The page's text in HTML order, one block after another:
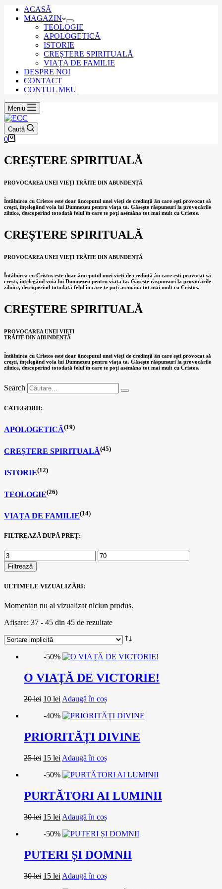
cumpărături
ACASĂ
MAGAZIN
TEOLOGIE
APOLOGETICĂ
ISTORIE
CREȘTERE SPIRITUALĂ
VIAȚA DE FAMILIE
DESPRE NOI
CONTACT
CONTUL MEU
Meniu
Caută
Coș
cumpărături
0
CREȘTERE SPIRITUALĂ
PROVOCAREA UNEI VIEȚI TRĂITE DIN ABUNDENȚĂ
Întâlnirea cu Cristos este doar ânceputul unei vieți de credință ân care ești provocat să
crești, înțelegând voia lui Dumnezeu pentru viața ta. Găsește răspunsuri la provocările
zilnice, descoperind totodată felul în care te poți asemăna tot mai mult cu Cristos.
CREȘTERE SPIRITUALĂ
PROVOCAREA UNEI VIEȚI TRĂITE DIN ABUNDENȚĂ
Întâlnirea cu Cristos este doar ânceputul unei vieți de credință ân care ești provocat să
crești, înțelegând voia lui Dumnezeu pentru viața ta. Găsește răspunsuri la provocările
zilnice, descoperind totodată felul în care te poți asemăna tot mai mult cu Cristos.
CREȘTERE SPIRITUALĂ
PROVOCAREA UNEI VIEȚI
TRĂITE DIN ABUNDENȚĂ
Întâlnirea cu Cristos este doar ânceputul unei vieți de credință ân care ești provocat să
crești, înțelegând voia lui Dumnezeu pentru viața ta. Găsește răspunsuri la provocările
zilnice, descoperind totodată felul în care te poți asemăna tot mai mult cu Cristos.
Search
CATEGORII:
APOLOGETICĂ(19)
CREȘTERE SPIRITUALĂ(45)
ISTORIE(12)
TEOLOGIE(26)
VIAȚA DE FAMILIE(14)
FILTREAZĂ DUPĂ PREȚ:
Filtrează
ULTIMELE VIZUALIZĂRI:
Momentan nu ai vizualizat niciun produs.
Afișare: 37 - 45 din 45 de rezultate
-50%
O VIAȚĂ DE VICTORIE!
20lei Prețul
a
20 lei.
10 lei Prețul
este:
Adaugă în coș
-40%
PRIORITĂȚI DIVINE
25lei Prețul
a
25 lei.
15 lei Prețul
este:
Adaugă în coș
-50%
PURTĂTORI AI LUMINII
30lei Prețul
a
30 lei.
15 lei Prețul
este:
Adaugă în coș
-50%
PUTERI ȘI DOMNII
30lei Prețul
15 lei Prețul
Adaugă în coș